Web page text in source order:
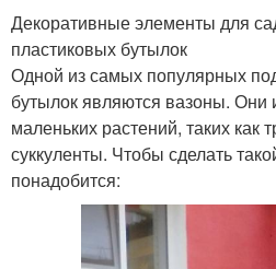
Декоративные элементы для
пластиковых бутылок
Одной из самых популярных
бутылок являются вазоны. Они
маленьких растений, таких как
суккуленты. Чтобы сделать
понадобится: